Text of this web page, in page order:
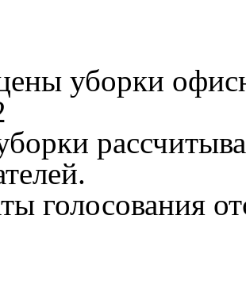
уборки
голосования